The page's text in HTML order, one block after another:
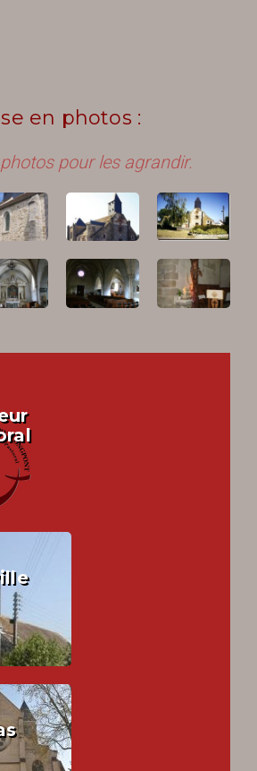
en photos :
pour les agrandir.
DÉTAILS DÉTAILS
DÉTAILS DÉTAILS